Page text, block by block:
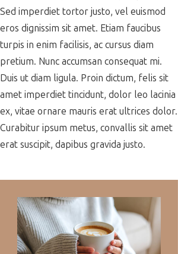
Sed imperdiet tortor justo, vel euismod
eros dignissim sit amet. Etiam faucibus
turpis in enim facilisis, ac cursus diam
pretium. Nunc accumsan consequat mi.
Duis ut diam ligula. Proin dictum, felis sit
amet imperdiet tincidunt, dolor leo lacinia
ex, vitae ornare mauris erat ultrices dolor.
Curabitur ipsum metus, convallis sit amet
erat suscipit, dapibus gravida justo.